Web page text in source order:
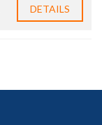
DETAILS